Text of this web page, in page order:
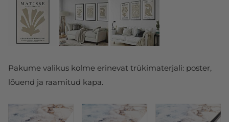
Pakume valikus kolme erinevat trükimaterjali: poster,
lõuend ja raamitud kapa.